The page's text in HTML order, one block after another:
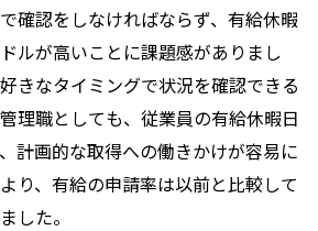
確認をしなければならず、有給休暇
ルが高いことに課題感がありまし
きなタイミングで状況を確認できる
理職としても、従業員の有給休暇日
計画的な取得への働きかけが容易に
り、有給の申請率は以前と比較して
した。